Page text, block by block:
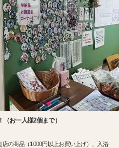
お一人様2個まで）
の商品（1000円以上お買い上げ）、入浴